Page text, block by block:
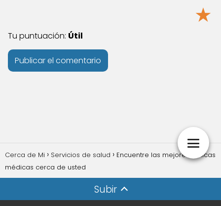
★
Tu puntuación: Útil
Cerca de Mi Servicios de salud
Encuentre las mejores clínicas
médicas cerca de usted
Subir